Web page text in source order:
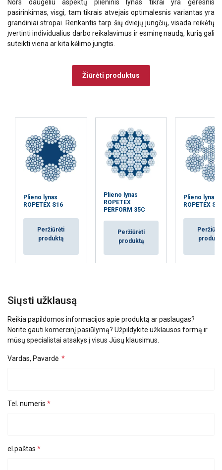
Nors daugeliu aspektų plieninis lynas tikrai yra geresnis
pasirinkimas, visgi, tam tikrais atvejais optimalesnis variantas yra
grandiniai stropai. Renkantis tarp šių dviejų jungčių, visada reikėtų
įvertinti individualius darbo reikalavimus ir esminę naudą, kurią gali
suteikti viena ar kita kėlimo jungtis.
Žiūrėti produktus
Plieno lynas
ROPETEX S16
Peržiūrėti
produktą
Plieno lynas
ROPETEX
PERFORM 35C
Peržiūrėti
produktą
Plieno lynas
ROPETEX
Siųsti užklausą
Reikia papildomos informacijos apie produktą ar paslaugas?
Norite gauti komercinį pasiūlymą? Užpildykite užklausos formą ir
mūsų specialistai atsakys į visus Jūsų klausimus.
Vardas, Pavardė
Tel. numeris
el.paštas
srautą. Taip pat dalijamės informacija apie
jūsų naudojimąsi mūsų svetaine su mūsų
reklamos ir analizės partneriais, kurie gali
ją sujungti su kita informacija, kurią jiems
naudojatės jų paslaugomis. Privatumo
Funkciniai Neklasifikuojami
AŠ SUTINKU
AŠ NESUTINKU
PARODYTI DETALIAU